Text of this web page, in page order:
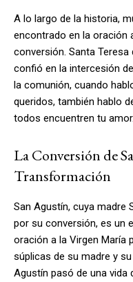
A lo largo de la historia,
encontrado en la oración
conversión. Santa Teresa
confió en la intercesión
la comunión, cuando
queridos, también hablo
todos encuentren tu
La Conversión de
Transformación
San Agustín, cuya madre
por su conversión, es un
oración a la Virgen María
súplicas de su madre y
Agustín pasó de una vida